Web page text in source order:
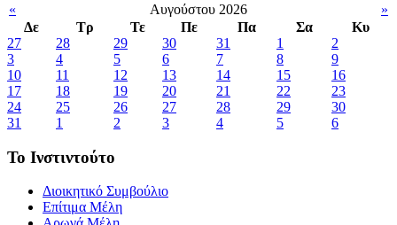
« Αυγούστου 2026
»
Δε
Τρ Τε Πε Πα Σα
Κυ
27
28 29 30 31 1
2
3
4 5 6 7 8
9
10
11 12 13 14 15
16
17
18 19 20 21 22
23
24
25 26 27 28 29
30
31
1 2 3 4 5 6
Το Ινστιντούτο
Διοικητικό Συμβούλιο
Επίτιμα Μέλη